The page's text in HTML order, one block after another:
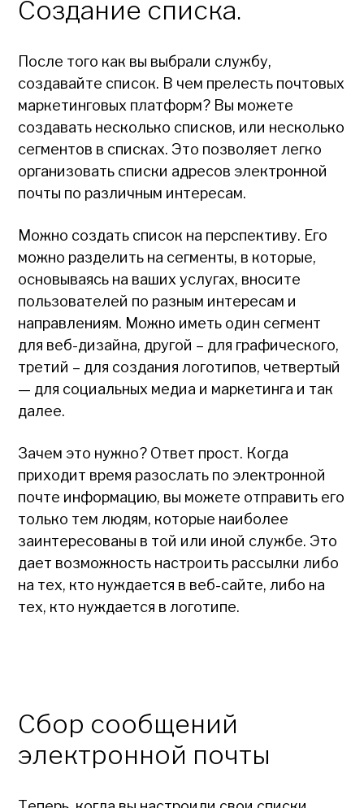
Создание списка.
После того как вы выбрали службу,
создавайте список. В чем прелесть почтовых
маркетинговых платформ? Вы можете
создавать несколько списков, или несколько
сегментов в списках. Это позволяет легко
организовать списки адресов электронной
почты по различным интересам.
Можно создать список на перспективу. Его
можно разделить на сегменты, в которые,
основываясь на ваших услугах, вносите
пользователей по разным интересам и
направлениям. Можно иметь один сегмент
для веб-дизайна, другой – для графического,
третий – для создания логотипов, четвертый
— для социальных медиа и маркетинга и так
далее.
Зачем это нужно? Ответ прост. Когда
приходит время разослать по электронной
почте информацию, вы можете отправить его
только тем людям, которые наиболее
заинтересованы в той или иной службе. Это
дает возможность настроить рассылки либо
на тех, кто нуждается в веб-сайте, либо на
тех, кто нуждается в логотипе.
Сбор сообщений
электронной почты